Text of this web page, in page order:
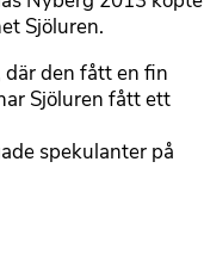
Sjöluren.
där den fått en fin
Sjöluren fått ett
spekulanter på